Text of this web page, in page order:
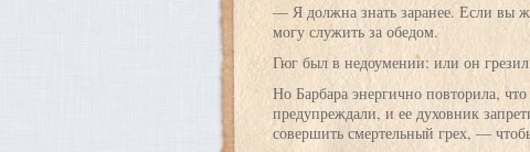
— Я должна знать заранее. Если вы
могу служить за обедом.
Гюг был в недоумении: или он
Но Барбара энергично повторила,
предупреждали, и ее духовник
совершить смертельный грех, —